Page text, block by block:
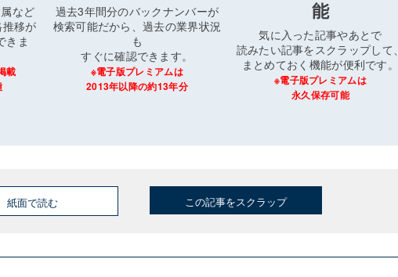
など
移が
きま
載
過去3年間分のバックナンバーが
検索可能だから、過去の業界状況
も
すぐに確認できます。
※電子版プレミアムは
2013年以降の約13年分
能
気に入った記事やあとで
読みたい記事をスクラップして、
まとめておく機能が便利です。
※電子版プレミアムは
永久保存可能
紙面で読む この記事をスクラップ